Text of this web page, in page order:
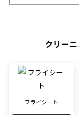
クリー
フライシート